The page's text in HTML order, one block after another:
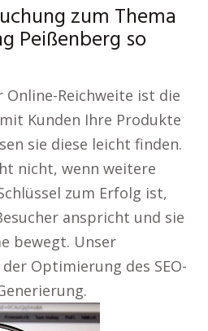
zum Thema
Peißenberg so
Online-Reichweite ist die
Kunden Ihre Produkte
sie diese leicht finden.
nicht, wenn weitere
zum Erfolg ist,
anspricht und sie
bewegt. Unser
Optimierung des SEO-